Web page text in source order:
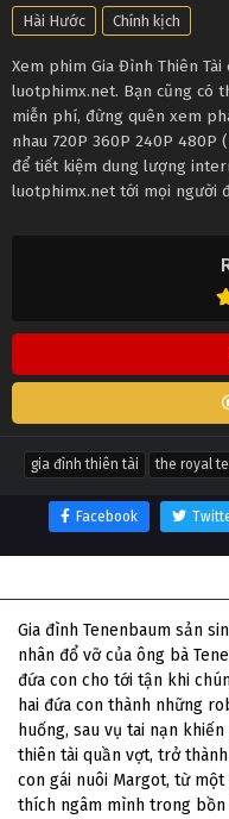
Hài Hước Chính kịch
Xem phim Gia Đình Thiên
luotphimx.net. Bạn cũng có
miễn phí, đừng quên xem
nhau 720P 360P 240P
để tiết kiệm dung lượng
luotphimx.net tới mọi người
gia đình thiên tài the royal
Facebook
Gia đình Tenenbaum sản
nhân đổ vỡ của ông bà
đứa con cho tới tận khi
hai đứa con thành những
huống, sau vụ tai nạn
thiên tài quần vợt, trở
con gái nuôi Margot, từ
thích ngâm mình trong bồn